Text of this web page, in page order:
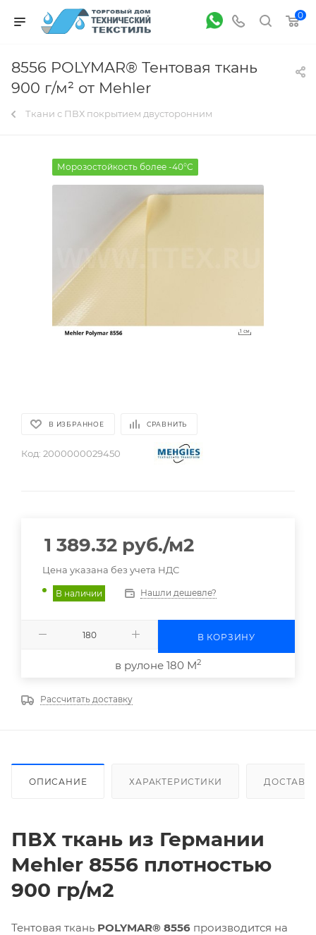
0
8556 POLYMAR® Тентовая ткань
900 г/м² от Mehler
Ткани с ПВХ покрытием двусторонним
Морозостойкость более -40°С
В ИЗБРАННОЕ СРАВНИТЬ
Код: 2000000029450
1 389.32 руб./м2
Цена указана без учета НДС
В наличии Нашли дешевле?
В КОРЗИНУ
в рулоне 180 М2
Рассчитать доставку
ОПИСАНИЕ ХАРАКТЕРИСТИКИ
ПВХ ткань из Германии
Mehler 8556 плотностью
900 гр/м2
Тентовая ткань POLYMAR® 8556 производится на